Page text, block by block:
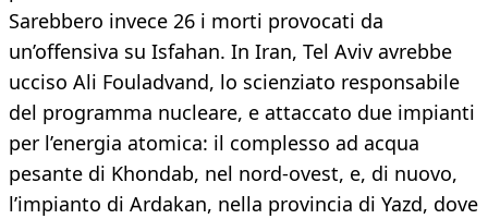
Sarebbero invece 26 i morti provocati da
un’offensiva su Isfahan. In Iran, Tel Aviv avrebbe
ucciso Ali Fouladvand, lo scienziato responsabile
del programma nucleare, e attaccato due impianti
per l’energia atomica: il complesso ad acqua
pesante di Khondab, nel nord-ovest, e, di nuovo,
l’impianto di Ardakan, nella provincia di Yazd, dove